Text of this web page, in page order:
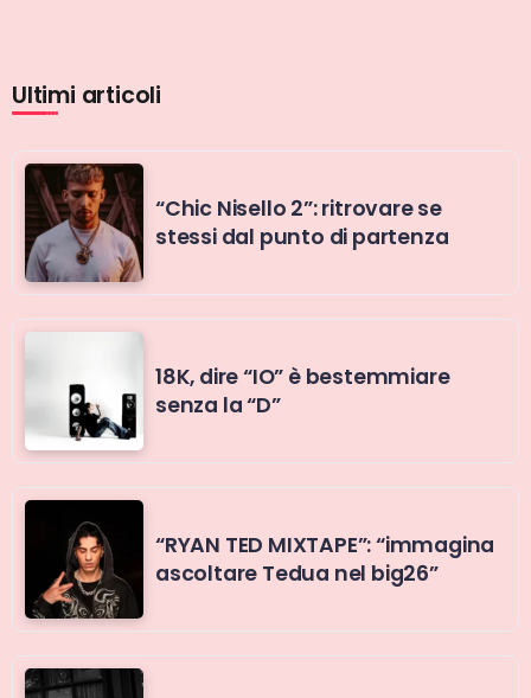
Ultimi articoli
“Chic Nisello 2”: ritrovare se
stessi dal punto di partenza
18K, dire “IO” è bestemmiare
senza la “D”
“RYAN TED MIXTAPE”: “immagina
ascoltare Tedua nel big26”